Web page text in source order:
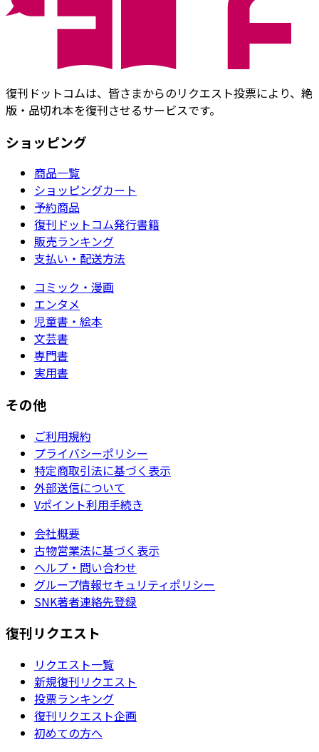
復刊ドットコムは、皆さまからのリクエスト投票により、絶
版・品切れ本を復刊させるサービスです。
ショッピング
商品一覧
ショッピングカート
予約商品
復刊ドットコム発行書籍
販売ランキング
支払い・配送方法
コミック・漫画
エンタメ
児童書・絵本
文芸書
専門書
実用書
その他
ご利用規約
プライバシーポリシー
特定商取引法に基づく表示
外部送信について
Vポイント利用手続き
会社概要
古物営業法に基づく表示
ヘルプ・問い合わせ
グループ情報セキュリティポリシー
SNK著者連絡先登録
復刊リクエスト
リクエスト一覧
新規復刊リクエスト
投票ランキング
復刊リクエスト企画
初めての方へ